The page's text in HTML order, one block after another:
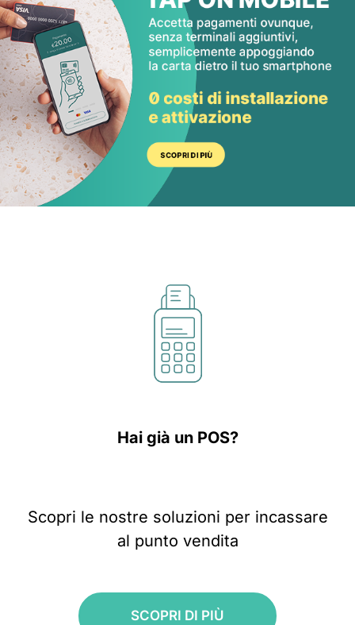
Hai già un POS?
Scopri le nostre soluzioni per incassare
al punto vendita
SCOPRI DI PIÙ